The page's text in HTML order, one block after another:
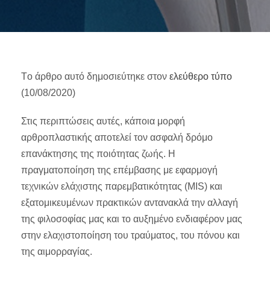
Tο άρθρο αυτό δημοσιεύτηκε στον ελεύθερο τύπο
(10/08/2020)
Στις περιπτώσεις αυτές, κάποια μορφή
αρθροπλαστικής αποτελεί τον ασφαλή δρόμο
επανάκτησης της ποιότητας ζωής. Η
πραγματοποίηση της επέμβασης με εφαρμογή
τεχνικών ελάχιστης παρεμβατικότητας (MIS) και
εξατομικευμένων πρακτικών αντανακλά την αλλαγή
της φιλοσοφίας μας και το αυξημένο ενδιαφέρον μας
στην ελαχιστοποίηση του τραύματος, του πόνου και
της αιμορραγίας.